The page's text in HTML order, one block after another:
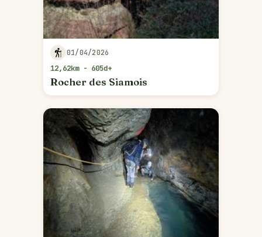
01/04/2026
12,62km - 605d+
Rocher des Siamois